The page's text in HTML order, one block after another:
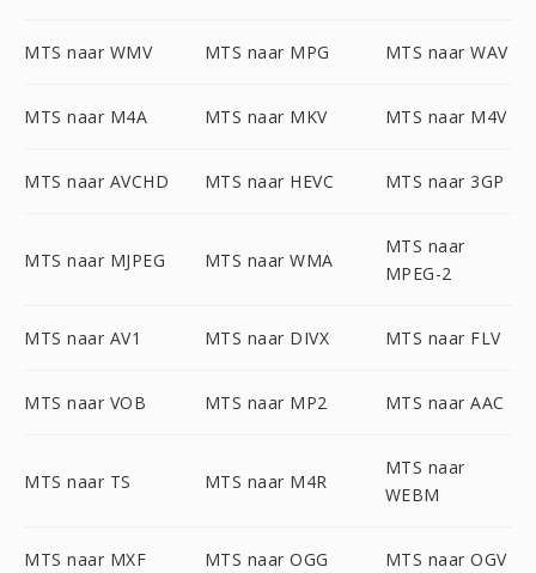
MTS naar WMV MTS naar MPG MTS naar WAV
MTS naar M4A MTS naar MKV MTS naar M4V
MTS naar AVCHD MTS naar HEVC MTS naar 3GP
MTS naar MJPEG MTS naar WMA
MTS naar
MPEG-2
MTS naar AV1 MTS naar DIVX MTS naar FLV
MTS naar VOB MTS naar MP2 MTS naar AAC
MTS naar TS MTS naar M4R
MTS naar
WEBM
MTS naar MXF MTS naar OGG MTS naar OGV